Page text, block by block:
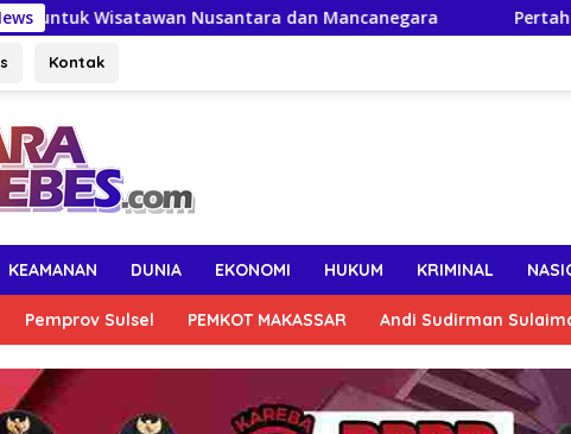
Nusantara dan Mancanegara Pertahankan
Kontak
KEAMANAN DUNIA EKONOMI HUKUM KRIMINAL
Pemprov Sulsel PEMKOT MAKASSAR Andi Sudirman